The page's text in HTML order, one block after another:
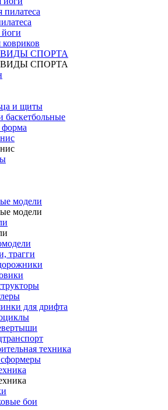
пилатеса
СПОРТА
СПОРТА
и щиты
баскетбольные
форма
модели
модели
трагги
для дрифта
техника
бои